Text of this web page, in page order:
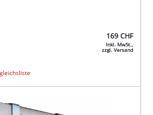
169 CHF
Inkl. MwSt.,
zzgl. Versand